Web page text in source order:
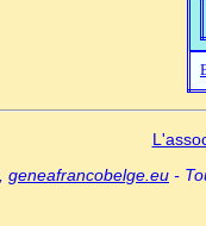
geneafrancobelge.eu -